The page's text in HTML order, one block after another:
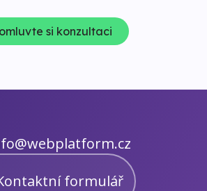
si konzultaci
formulář